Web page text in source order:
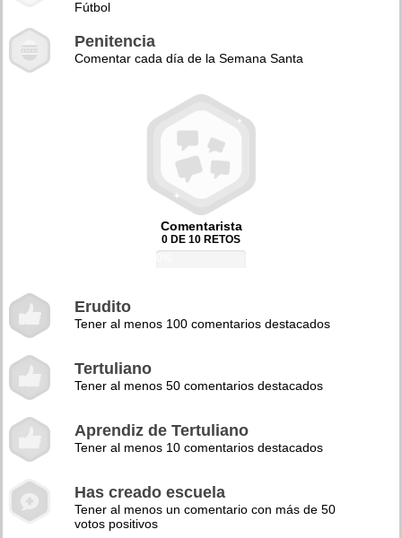
Fútbol
Penitencia
Comentar cada día de la Semana Santa
Comentarista
0 DE 10 RETOS
Erudito
Tener al menos 100 comentarios destacados
Tertuliano
Tener al menos 50 comentarios destacados
Aprendiz de Tertuliano
Tener al menos 10 comentarios destacados
Has creado escuela
Tener al menos un comentario con más de 50
votos positivos